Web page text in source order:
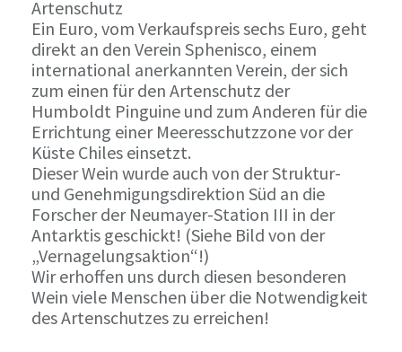
Artenschutz
Ein Euro, vom Verkaufspreis sechs Euro, geht
direkt an den Verein Sphenisco, einem
international anerkannten Verein, der sich
zum einen für den Artenschutz der
Humboldt Pinguine und zum Anderen für die
Errichtung einer Meeresschutzzone vor der
Küste Chiles einsetzt.
Dieser Wein wurde auch von der Struktur-
und Genehmigungsdirektion Süd an die
Forscher der Neumayer-Station III in der
Antarktis geschickt! (Siehe Bild von der
„Vernagelungsaktion“!)
Wir erhoffen uns durch diesen besonderen
Wein viele Menschen über die Notwendigkeit
des Artenschutzes zu erreichen!